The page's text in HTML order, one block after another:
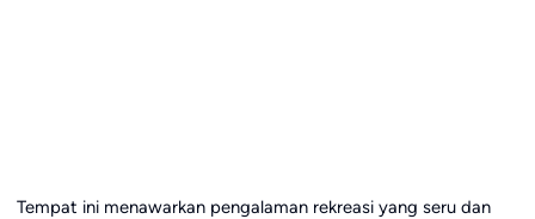
Tempat ini menawarkan pengalaman rekreasi yang seru dan